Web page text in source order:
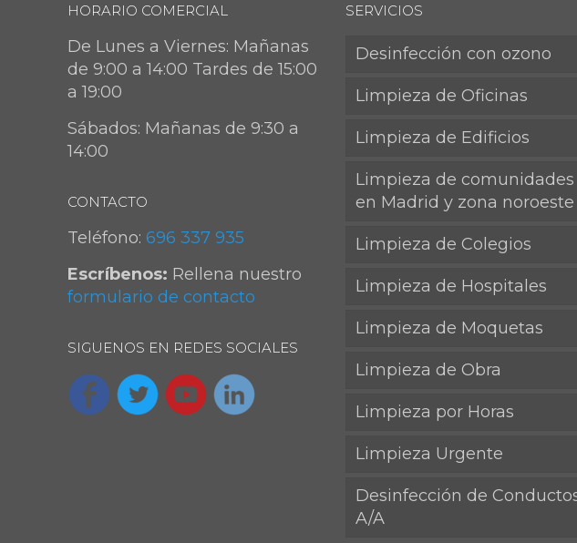
HORARIO COMERCIAL
De Lunes a Viernes: Mañanas
de 9:00 a 14:00 Tardes de 15:00
a 19:00
Sábados: Mañanas de 9:30 a
14:00
CONTACTO
Teléfono: 696 337 935
Escríbenos: Rellena nuestro
formulario de contacto
SIGUENOS EN REDES SOCIALES
SERVICIOS
Desinfección con ozono
Limpieza de Oficinas
Limpieza de Edificios
Limpieza de comunidades
en Madrid y zona noroeste
Limpieza de Colegios
Limpieza de Hospitales
Limpieza de Moquetas
Limpieza de Obra
Limpieza por Horas
Limpieza Urgente
Desinfección de
A/A